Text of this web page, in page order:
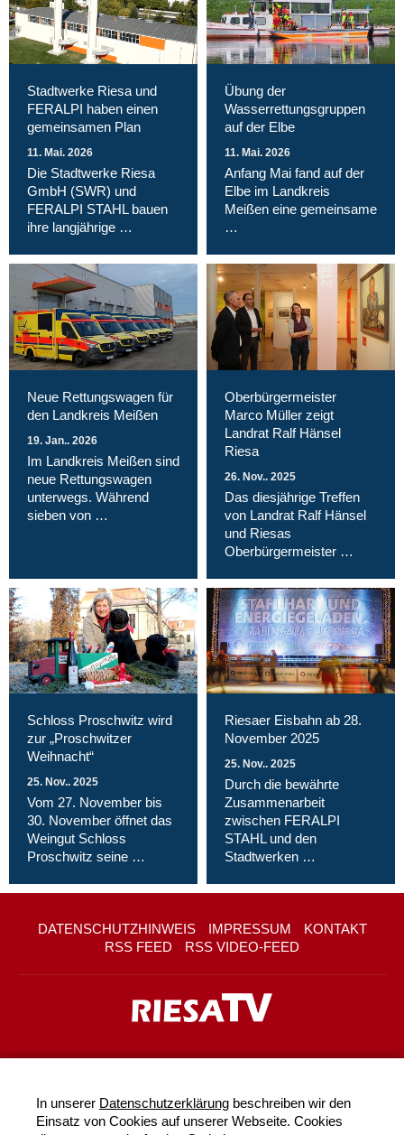
Stadtwerke Riesa und
FERALPI haben einen
gemeinsamen Plan
11. Mai. 2026
Die Stadtwerke Riesa
GmbH (SWR) und
FERALPI STAHL bauen
ihre langjährige …
Übung der
Wasserrettungsgruppen
auf der Elbe
11. Mai. 2026
Anfang Mai fand auf der
Elbe im Landkreis
Meißen eine gemeinsame
…
Neue Rettungswagen für
den Landkreis Meißen
19. Jan.. 2026
Im Landkreis Meißen sind
neue Rettungswagen
unterwegs. Während
sieben von …
Oberbürgermeister
Marco Müller zeigt
Landrat Ralf Hänsel
Riesa
26. Nov.. 2025
Das diesjährige Treffen
von Landrat Ralf Hänsel
und Riesas
Oberbürgermeister …
Schloss Proschwitz wird
zur „Proschwitzer
Weihnacht“
25. Nov.. 2025
Vom 27. November bis
30. November öffnet das
Weingut Schloss
Proschwitz seine …
Riesaer Eisbahn ab 28.
November 2025
25. Nov.. 2025
Durch die bewährte
Zusammenarbeit
zwischen FERALPI
STAHL und den
Stadtwerken …
DATENSCHUTZHINWEIS IMPRESSUM
KONTAKT
RSS FEED
RSS VIDEO-FEED
In unserer Datenschutzerklärung beschreiben wir den
Einsatz von Cookies auf unserer Webseite. Cookies